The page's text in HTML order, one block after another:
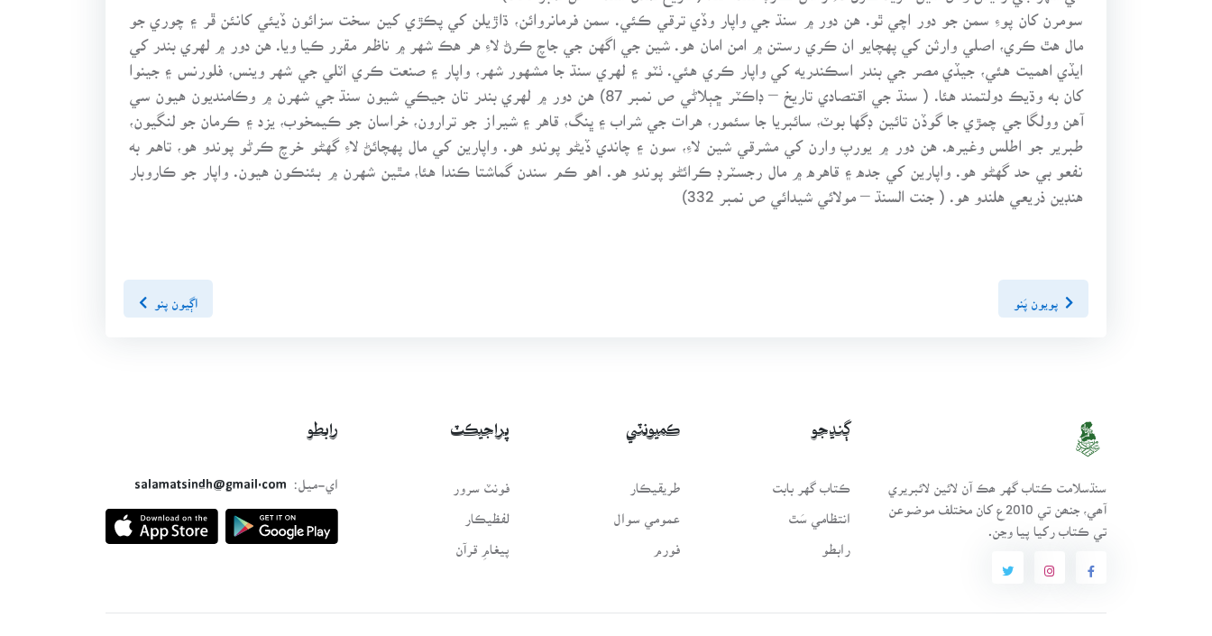
سومرن کان پوءِ سمن جو دور اچي ٿو. هن دور ۾ سنڌ جي واپار وڏي ترقي ڪئي. سمن فرمانروائن، ڌاڙيلن کي پڪڙي کين سخت سزائون ڏيئي کانئن ڦر ۽ چوري جو
مال هٿ ڪري، اصلي وارثن کي پهچايو ان ڪري رستن ۾ امن امان هو. شين جي اگهن جي جاچ ڪرڻ لاءِ هر هڪ شهر ۾ ناظم مقرر ڪيا ويا. هن دور ۾ لهري بندر کي
ايڏي اهميت هئي، جيڏي مصر جي بندر اسڪندريه کي واپار ڪري هئي. ٺٽو ۽ لهري سنڌ جا مشهور شهر، واپار ۽ صنعت ڪري اٽلي جي شهر وينس، فلورنس ۽ جينوا
کان به وڌيڪ دولتمند هئا. ( سنڌ جي اقتصادي تاريخ – ڊاڪٽر ڇٻلاڻي ص نمبر 87) هن دور ۾ لهري بندر تان جيڪي شيون سنڌ جي شهرن ۾ وڪامنديون هيون سي
آهن وولگا جي چمڙي جا گوڏن تائين ڊگها بوٽ، سائبريا جا سئمور، هرات جي شراب ۽ ڀنگ، قاهر ۽ شيراز جو ترارون، خراسان جو ڪيمخوب، يزد ۽ ڪرمان جو لنگيون،
طبرير جو اطلس وغيره. هن دور ۾ يورپ وارن کي مشرقي شين لاءِ، سون ۽ چاندي ڏيڻو پوندو هو. واپارين کي مال پهچائڻ لاءِ گهڻو خرچ ڪرڻو پوندو هو، تاهم به
نفعو بي حد گهڻو هو. واپارين کي جده ۽ قاهره ۾ مال رجسٽرڊ ڪرائڻو پوندو هو. اهو ڪم سندن گماشتا ڪندا هئا، مٿين شهرن ۾ بئنڪون هيون. واپار جو ڪاروبار
هنڊين ذريعي هلندو هو. ( جنت السنڌ – مولائي شيدائي ص نمبر 332)
پويون پَنو اڳيون پنو
سنڌسلامت ڪتاب گهر ھڪ آن لائين لائبريري
آھي، جنھن تي 2010ع کان مختلف موضوعن
تي ڪتاب رکيا پيا وڃن.
ڳنڍجو
ڪتاب گهر بابت
انتظامي سَٿ
رابطو
ڪميونٽي
طريقيڪار
عمومي سوال
فورم
پراجيڪٽ
فونٽ سرور
لفظيڪار
پيغامِ قرآن
رابطو
اي-ميل:
salamatsindh@gmail.com